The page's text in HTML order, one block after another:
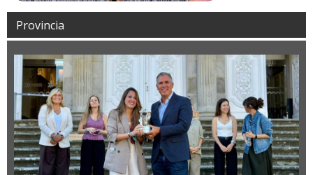
Provincia